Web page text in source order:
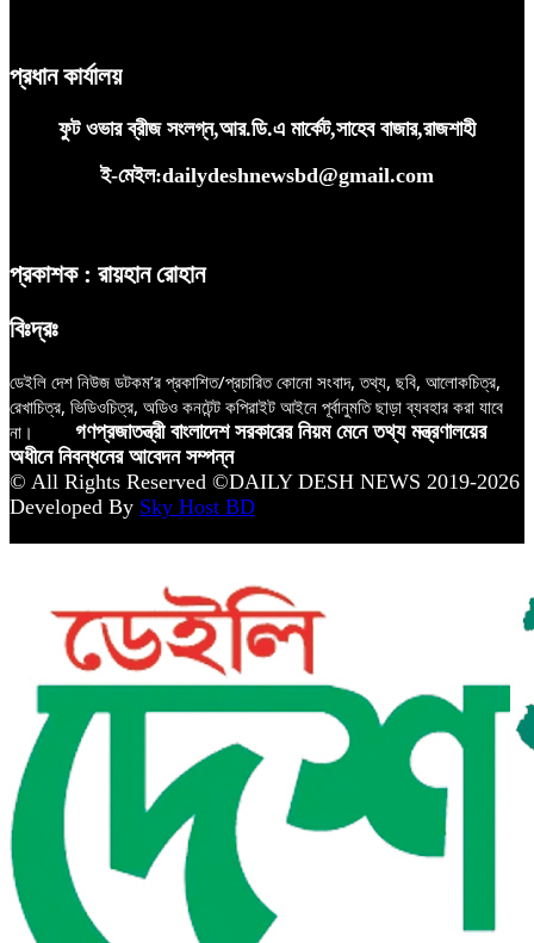
প্রধান কার্যালয়
ফুট ওভার ব্রীজ সংলগ্ন,আর.ডি.এ মার্কেট,সাহেব বাজার,রাজশাহী
ই-মেইল:dailydeshnewsbd@gmail.com
প্রকাশক : রায়হান রোহান
বিঃদ্রঃ
ডেইলি দেশ নিউজ ডটকম’র প্রকাশিত/প্রচারিত কোনো সংবাদ, তথ্য, ছবি, আলোকচিত্র,
রেখাচিত্র, ভিডিওচিত্র, অডিও কনটেন্ট কপিরাইট আইনে পূর্বানুমতি ছাড়া ব্যবহার করা যাবে
না।
গণপ্রজাতন্ত্রী বাংলাদেশ সরকারের নিয়ম মেনে তথ্য মন্ত্রণালয়ের
অধীনে নিবন্ধনের আবেদন সম্পন্ন
© All Rights Reserved ©DAILY DESH NEWS 2019-2026
Developed By Sky Host BD